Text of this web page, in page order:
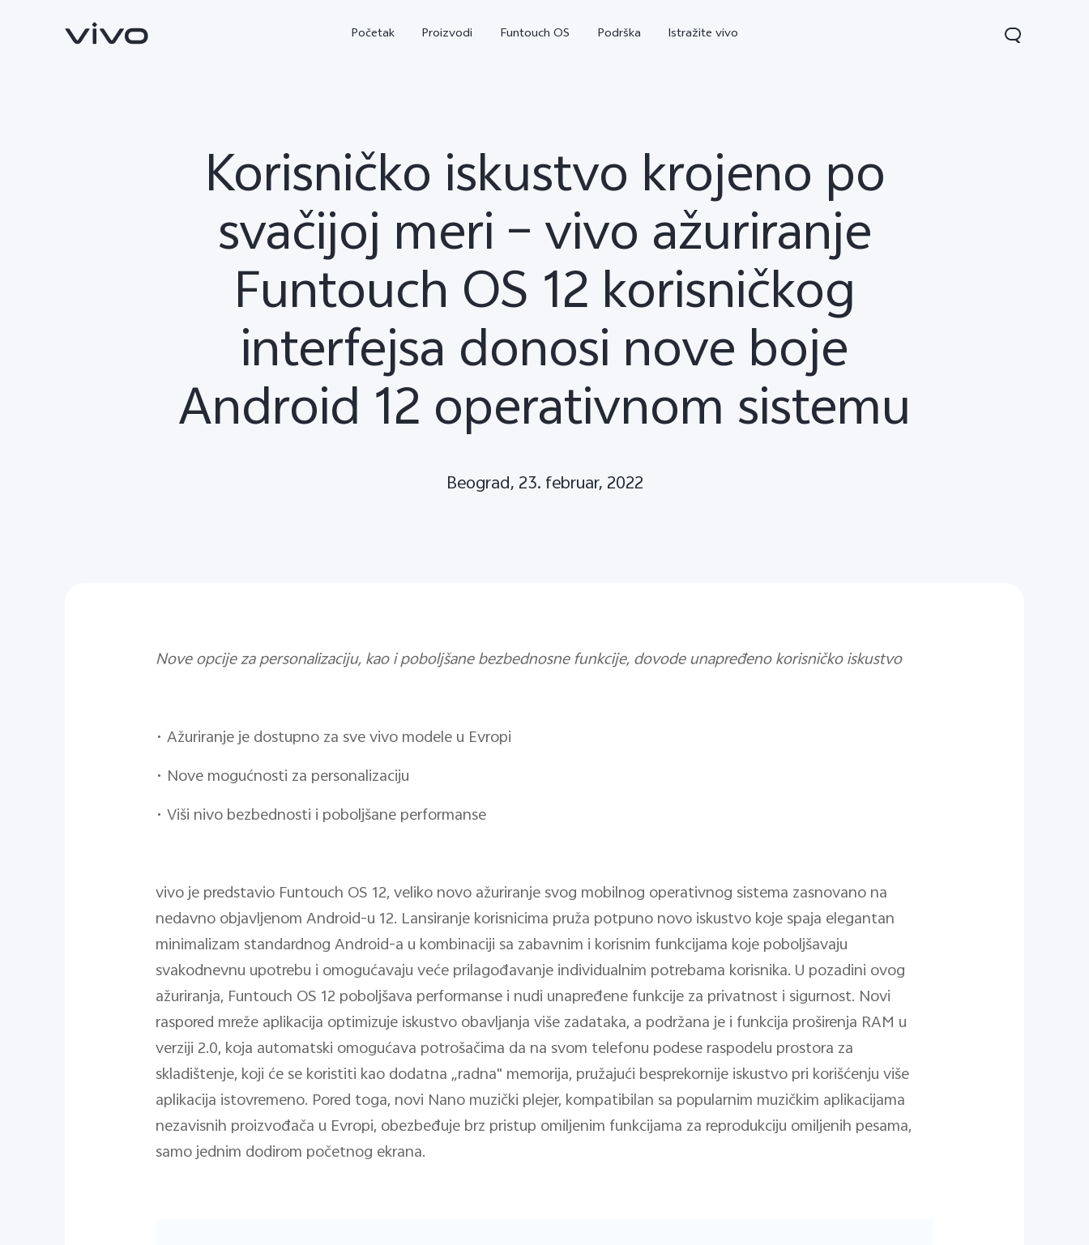
Početak Proizvodi Funtouch OS Podrška Istražite vivo
X80 Lite V29 Lite 5G novo Y36 novo Y22s novo
Korisničko iskustvo krojeno po
svačijoj meri – vivo ažuriranje
Funtouch OS 12 korisničkog
interfejsa donosi nove boje
Android 12 operativnom sistemu
Beograd, 23. februar, 2022
Nove opcije za personalizaciju, kao i poboljšane bezbednosne funkcije, dovode unapređeno korisničko iskustvo
• Ažuriranje je dostupno za sve vivo modele u Evropi
• Nove mogućnosti za personalizaciju
• Viši nivo bezbednosti i poboljšane performanse
vivo je predstavio Funtouch OS 12, veliko novo ažuriranje svog mobilnog operativnog sistema zasnovano na
nedavno objavljenom Android-u 12. Lansiranje korisnicima pruža potpuno novo iskustvo koje spaja elegantan
minimalizam standardnog Android-a u kombinaciji sa zabavnim i korisnim funkcijama koje poboljšavaju
svakodnevnu upotrebu i omogućavaju veće prilagođavanje individualnim potrebama korisnika. U pozadini ovog
ažuriranja, Funtouch OS 12 poboljšava performanse i nudi unapređene funkcije za privatnost i sigurnost. Novi
raspored mreže aplikacija optimizuje iskustvo obavljanja više zadataka, a podržana je i funkcija proširenja RAM u
verziji 2.0, koja automatski omogućava potrošačima da na svom telefonu podese raspodelu prostora za
skladištenje, koji će se koristiti kao dodatna „radna" memorija, pružajući besprekornije iskustvo pri korišćenju više
aplikacija istovremeno. Pored toga, novi Nano muzički plejer, kompatibilan sa popularnim muzičkim aplikacijama
nezavisnih proizvođača u Evropi, obezbeđuje brz pristup omiljenim funkcijama za reprodukciju omiljenih pesama,
samo jednim dodirom početnog ekrana.